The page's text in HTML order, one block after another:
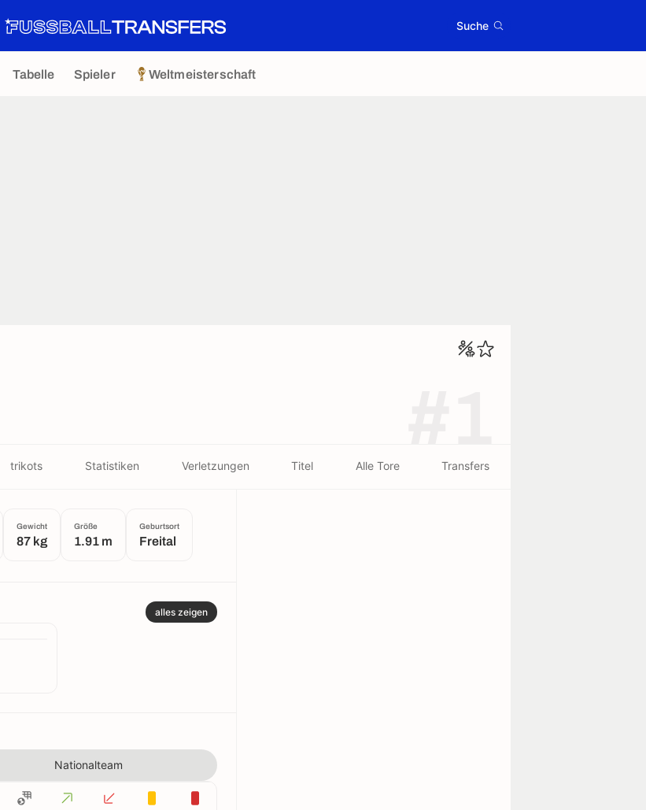
Suche
Tabelle Spieler Weltmeisterschaft
trikots Statistiken Verletzungen Titel Alle Tore Transfers
Gewicht
87 kg
Größe
1.91 m
Geburtsort
Freital
alles zeigen
Nationalteam